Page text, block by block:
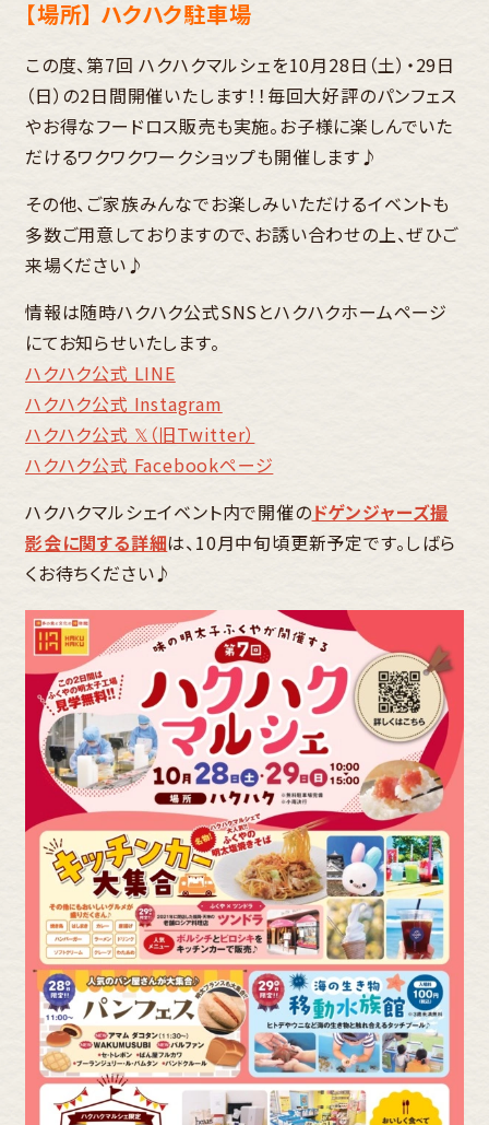
【場所】 ハクハク駐車場
この度、第7回 ハクハクマルシェを10月28日（土）・29日
（日）の2日間開催いたします！！毎回大好評のパンフェス
やお得なフードロス販売も実施。お子様に楽しんでいた
だけるワクワクワークショップも開催します♪
その他、ご家族みんなでお楽しみいただけるイベントも
多数ご用意しておりますので、お誘い合わせの上、ぜひご
来場ください♪
情報は随時ハクハク公式SNSとハクハクホームページ
にてお知らせいたします。
ハクハク公式 LINE
ハクハク公式 Instagram
ハクハク公式 𝕏（旧Twitter）
ハクハク公式 Facebookページ
ハクハクマルシェイベント内で開催のドゲンジャーズ撮
影会に関する詳細は、10月中旬頃更新予定です。しばら
くお待ちください♪